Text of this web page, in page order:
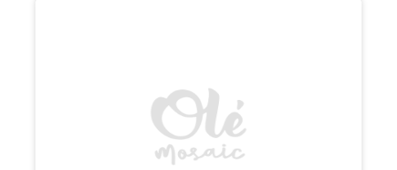
Fuerteventura